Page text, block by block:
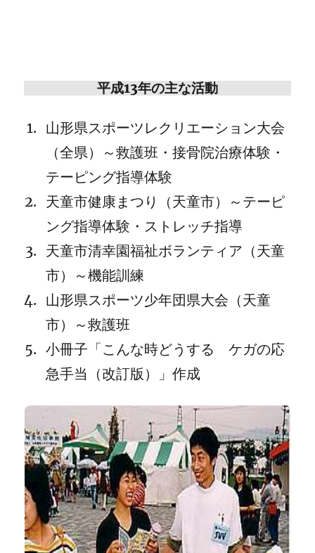
平成13年の主な活動
山形県スポーツレクリエーション大会
（全県）～救護班・接骨院治療体験・
テーピング指導体験
天童市健康まつり（天童市）～テーピ
ング指導体験・ストレッチ指導
天童市清幸園福祉ボランティア（天童
市）～機能訓練
山形県スポーツ少年団県大会（天童
市）～救護班
小冊子「こんな時どうする ケガの応
急手当（改訂版）」作成